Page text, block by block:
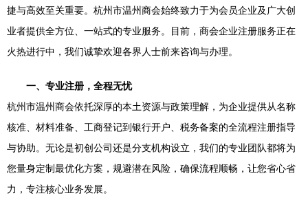
捷与高效至关重要。杭州市温州商会始终致力于为会员企业及广大创
业者提供全方位、一站式的专业服务。目前，商会企业注册服务正在
火热进行中，我们诚挚欢迎各界人士前来咨询与办理。
一、专业注册，全程无忧
杭州市温州商会依托深厚的本土资源与政策理解，为企业提供从名称
核准、材料准备、工商登记到银行开户、税务备案的全流程注册指导
与协助。无论是初创公司还是分支机构设立，我们的专业团队都将为
您量身定制最优化方案，规避潜在风险，确保流程顺畅，让您省心省
力，专注核心业务发展。